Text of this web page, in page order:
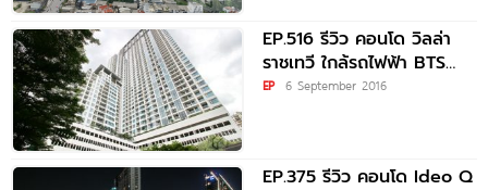
EP.516 รีวิว คอนโด วิลล่า
ราชเทวี ใกล้รถไฟฟ้า BTS
ราชเทวี, BTS พญาไท
EP 6 September 2016
EP.375 รีวิว คอนโด Ideo Q